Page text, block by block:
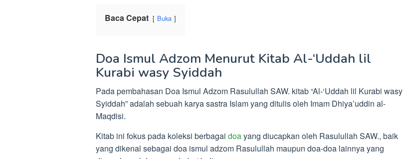
Baca Cepat Buka
Doa Ismul Adzom Menurut Kitab Al-‘Uddah lil
Kurabi wasy Syiddah
Pada pembahasan Doa Ismul Adzom Rasulullah SAW. kitab “Al-‘Uddah lil Kurabi wasy
Syiddah” adalah sebuah karya sastra Islam yang ditulis oleh Imam Dhiya’uddin al-
Maqdisi.
Kitab ini fokus pada koleksi berbagai doayang diucapkan oleh Rasulullah SAW., baik
yang dikenal sebagai doa ismul adzom Rasulullah maupun doa-doa lainnya yang